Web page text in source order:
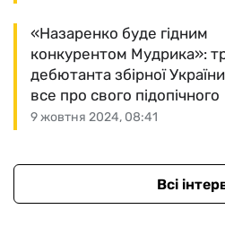
9 жовтня 2024, 08:41
«Назаренко буде гідним
конкурентом Мудрика»:
дебютанта збірної
все про свого підопічного
Всі